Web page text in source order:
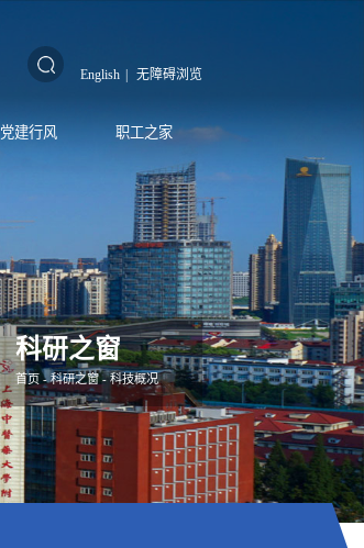
English | 无障碍浏览
党建行风 职工之家
科研之窗
首页- 科研之窗-科技概况